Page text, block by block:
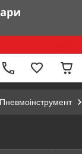
Пневмоінструмент